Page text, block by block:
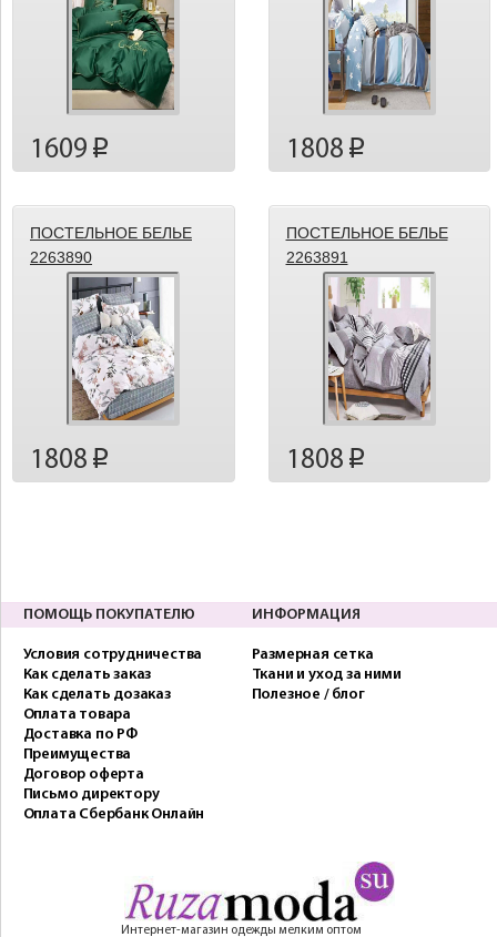
1609 p 1808 p
ПОСТЕЛЬНОЕ БЕЛЬЕ
2263890
1808 p
ПОСТЕЛЬНОЕ БЕЛЬЕ
2263891
1808 p
ПОМОЩЬ ПОКУПАТЕЛЮ
Условия сотрудничества
Как сделать заказ
Как сделать дозаказ
Оплата товара
Доставка по РФ
Преимущества
Договор оферта
Письмо директору
Оплата Сбербанк Онлайн
ИНФОРМАЦИЯ
Размерная сетка
Ткани и уход за ними
Полезное / блог
Интернет-магазин одежды мелким оптом